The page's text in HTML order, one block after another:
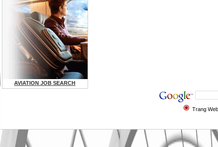
AVIATION JOB SEARCH
Trang Web